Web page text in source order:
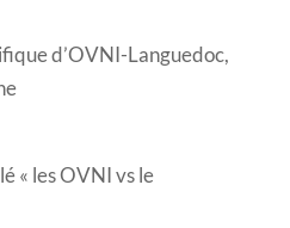
d’OVNI-Languedoc,
« les OVNI vs le